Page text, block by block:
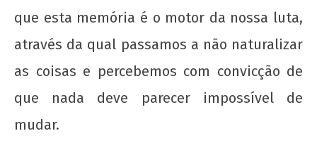
A Munição da Direita Não é Travesti
16 de
outubro
que esta memória é o motor da nossa luta,
através da qual passamos a não naturalizar
as coisas e percebemos com convicção de
que nada deve parecer impossível de
mudar.